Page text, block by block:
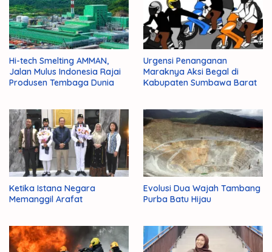
Hi-tech Smelting AMMAN,
Jalan Mulus Indonesia Rajai
Produsen Tembaga Dunia
Urgensi Penanganan
Maraknya Aksi Begal di
Kabupaten Sumbawa Barat
Ketika Istana Negara
Memanggil Arafat
Evolusi Dua Wajah Tambang
Purba Batu Hijau